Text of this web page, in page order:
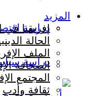
دراسة
دراسة
المزيد
إفريقيا
الحالة
الملف
الصحافة
المجتمع
ثقافة وأدب